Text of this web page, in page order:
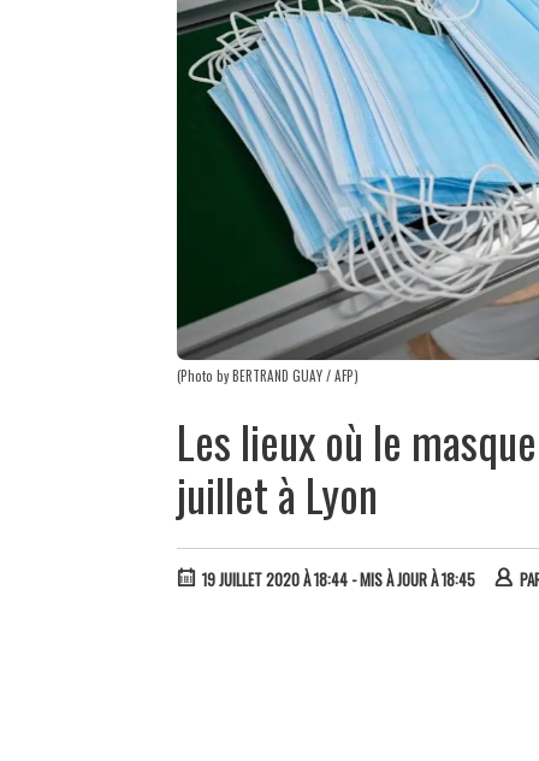
(Photo by BERTRAND GUAY / AFP)
Les lieux où le
juillet à Lyon
19 JUILLET 2020 À 18:44 - MIS À JOUR À 18:45